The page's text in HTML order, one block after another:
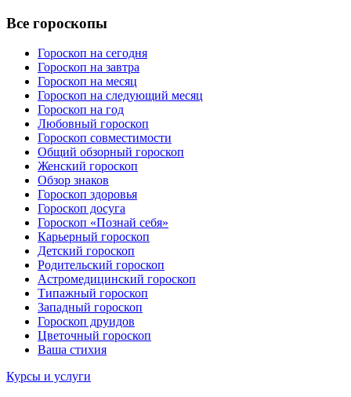
Все гороскопы
Гороскоп на сегодня
Гороскоп на завтра
Гороскоп на месяц
Гороскоп на следующий месяц
Гороскоп на год
Любовный гороскоп
Гороскоп совместимости
Общий обзорный гороскоп
Женский гороскоп
Обзор знаков
Гороскоп здоровья
Гороскоп досуга
Гороскоп «Познай себя»
Карьерный гороскоп
Детский гороскоп
Родительский гороскоп
Астромедицинский гороскоп
Типажный гороскоп
Западный гороскоп
Гороскоп друидов
Цветочный гороскоп
Ваша стихия
Курсы и услуги